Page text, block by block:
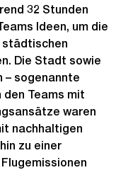
Link:
32 Stunden
Ideen, um die
städtischen
Die Stadt sowie
– sogenannte
den Teams mit
waren
nachhaltigen
zu einer